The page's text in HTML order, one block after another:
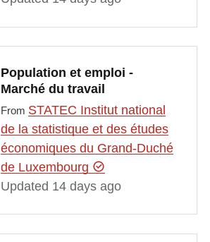
Population et emploi -
Marché du travail
From STATEC Institut national
de la statistique et des études
économiques du Grand-Duché
de Luxembourg
Updated 14 days ago